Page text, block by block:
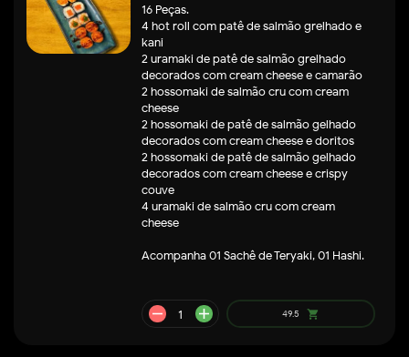
remove 36.7
16 Peças.
4 hot roll com patê de salmão grelhado e
kani
2 uramaki de patê de salmão grelhado
decorados com cream cheese e camarão
2 hossomaki de salmão cru com cream
cheese
2 hossomaki de patê de salmão gelhado
decorados com cream cheese e doritos
2 hossomaki de patê de salmão gelhado
decorados com cream cheese e crispy
couve
4 uramaki de salmão cru com cream
cheese
Acompanha 01 Sachê de Teryaki, 01 Hashi.